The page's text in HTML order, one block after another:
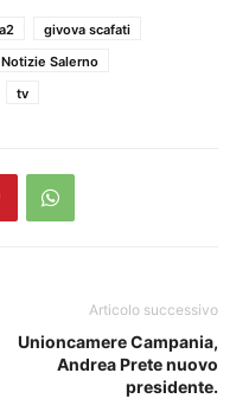
givova scafati
Notizie Salerno
tv
Articolo successivo
Unioncamere Campania,
Andrea Prete nuovo
presidente.